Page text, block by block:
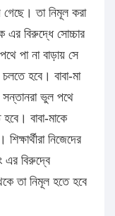
গেছে। তা নিমূল করা
বিরুদ্ধে সোচ্চার
পা না বাড়ায় সে
হবে। বাবা-মা
সন্তানরা ভুল পথে
বাবা-মাকে
নিজেদের
এর বিরুদ্বে
তা নিমূল হতে হবে